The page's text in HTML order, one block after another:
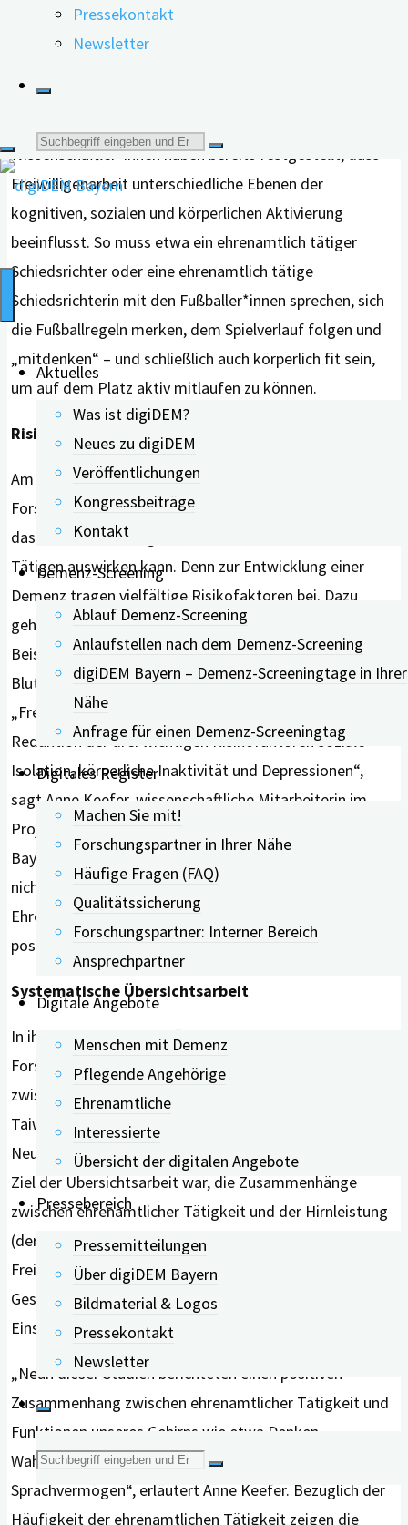
Pressekontakt
Newsletter
Suche
nach:
Aktuelles
Was ist digiDEM?
Neues zu digiDEM
Veröffentlichungen
Kongressbeiträge
Kontakt
Demenz-Screening
Ablauf Demenz-Screening
Anlaufstellen nach dem Demenz-Screening
digiDEM Bayern – Demenz-Screeningtage in Ihrer
Nähe
Anfrage für einen Demenz-Screeningtag
Digitales Register
Machen Sie mit!
Forschungspartner in Ihrer Nähe
Häufige Fragen (FAQ)
Qualitätssicherung
Forschungspartner: Interner Bereich
Ansprechpartner
Digitale Angebote
Menschen mit Demenz
Pflegende Angehörige
Ehrenamtliche
Interessierte
Übersicht der digitalen Angebote
Pressebereich
Pressemitteilungen
Über digiDEM Bayern
Bildmaterial & Logos
Pressekontakt
Newsletter
Suche
nach:
Schätzungen zufolge sind mehr als eine Milliarde
Wissenschaftler*innen haben bereits festgestellt, dass
Freiwilligenarbeit unterschiedliche Ebenen der
kognitiven, sozialen und körperlichen Aktivierung
beeinflusst. So muss etwa ein ehrenamtlich tätiger
Schiedsrichter oder eine ehrenamtlich tätige
Schiedsrichterin mit den Fußballer*innen sprechen, sich
die Fußballregeln merken, dem Spielverlauf folgen und
„mitdenken“ – und schließlich auch körperlich fit sein,
um auf dem Platz aktiv mitlaufen zu können.
Risikofaktoren reduzieren
Am Beispiel der Demenzerkrankung zeigt das
Forschendenteam um Anne Keefer auf, inwiefern sich
das Ehrenamt die eigene Gesundheit des ehrenamtlich
Tätigen auswirken kann. Denn zur Entwicklung einer
Demenz tragen vielfältige Risikofaktoren bei. Dazu
gehören auch solche, die veränderbar sind wie zum
Beispiel eine niedrige Bildung,
Bluthochdruck, Übergewicht, Rauchen und Diabetes.
„Freiwilligenarbeit ist ein vielversprechender Ansatz zur
Reduktion der drei wichtigen Risikofaktoren soziale
Isolation, körperliche Inaktivität und Depressionen“,
sagt Anne Keefer, wissenschaftliche Mitarbeiterin im
Projekt Digitales Demenzregister Bayern (digiDEM
Bayern). „Denn ehrenamtliches Engagement fördert
nicht nur die sozialen Kontakte, sondern hält die
Ehrenamtlichen oftmals in Bewegung und kann sich
positiv auf deren Stimmung auswirken.“
Systematische Übersichtsarbeit
In ihrer systematischen Übersichtsarbeit haben die
Forschenden insgesamt 14 Studien analysiert, die
zwischen 2017 und 2021 in den USA, Korea,
Taiwan, Brasilien, England, England/Schottland,
Neuseeland, China und Japan veröffentlicht wurden.
Ziel der Übersichtsarbeit war, die Zusammenhänge
zwischen ehrenamtlicher Tätigkeit und der Hirnleistung
(der sogenannten kognitiven Gesundheit) von
Freiwilligen zu untersuchen und Einflussgrößen wie
Geschlecht, Bildung und Häufigkeit des ehrenamtlichen
Einsatzes zu identifizieren.
„Neun dieser Studien berichteten einen positiven
Zusammenhang zwischen ehrenamtlicher Tätigkeit und
Funktionen unseres Gehirns wie etwa Denken,
Wahrnehmung, Aufmerksamkeitsfähigkeit und
Sprachvermögen“, erläutert Anne Keefer. Bezüglich der
Häufigkeit der ehrenamtlichen Tätigkeit zeigen die